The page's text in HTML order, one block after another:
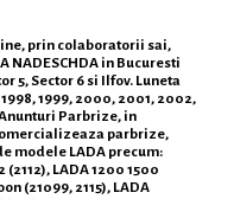
prin colaboratorii sai,
NADESCHDA in Bucuresti
5, Sector 6 si Ilfov. Luneta
1999, 2000, 2001, 2002,
Parbrize, in
parbrize,
modele LADA precum:
(2112), LADA 1200 1500
(21099, 2115), LADA